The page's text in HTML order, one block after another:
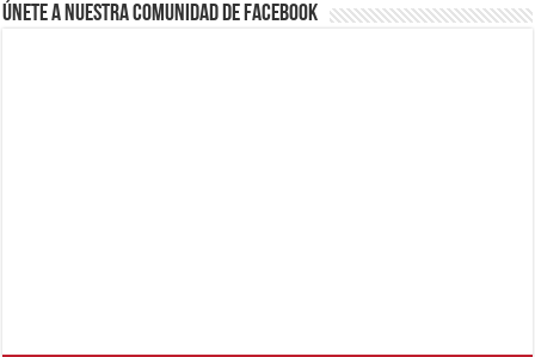
Únete a nuestra comunidad de Facebook